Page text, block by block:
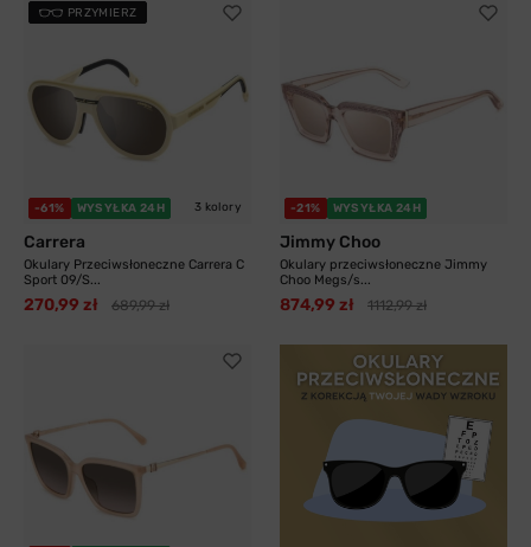
PRZYMIERZ
-61% WYSYŁKA 24H 3 kolory
Carrera
Okulary Przeciwsłoneczne Carrera C
Sport 09/S...
270,99 zł 689,99 zł
-21% WYSYŁKA 24H
Jimmy Choo
Okulary przeciwsłoneczne Jimmy
Choo Megs/s...
874,99 zł 1112,99 zł